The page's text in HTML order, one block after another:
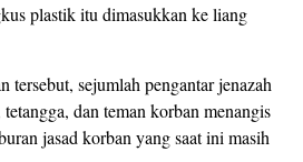
plastik itu dimasukkan ke liang
tersebut, sejumlah pengantar jenazah
dan teman korban menangis
jasad korban yang saat ini masih